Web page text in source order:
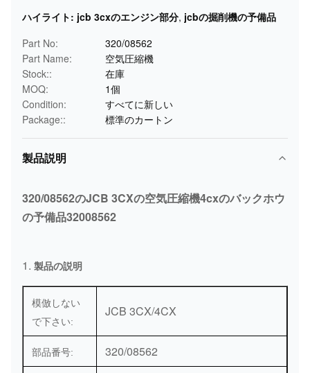
ハイライト: jcb 3cxのエンジン部分, jcbの掘削機の予備品
Part No:
320/08562
Part Name:
空気圧縮機
Stock::
在庫
MOQ:
1個
Condition:
すべてに新しい
Package::
標準のカートン
製品説明
320/08562のJCB 3CXの空気圧縮機4cxのバックホウ
の予備品32008562
1. 製品の説明
模倣しない
で下さい:
JCB 3CX/4CX
部品番号:
320/08562